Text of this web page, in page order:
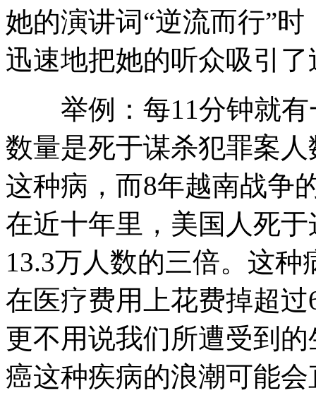
她的演讲词“逆流而行”
迅速地把她的听众吸引了
举例：每11分钟就有
数量是死于谋杀犯罪案
这种病，而8年越南战争
在近十年里，美国人死
13.3万人数的三倍。这
在医疗费用上花费掉超
更不用说我们所遭受到
癌这种疾病的浪潮可能